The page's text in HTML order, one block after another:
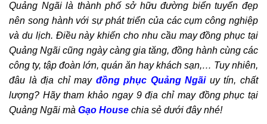
Quảng Ngãi là thành phố sở hữu đường biển tuyển đẹp
nên song hành với sự phát triển của các cụm công nghiệp
và du lịch. Điều này khiến cho nhu cầu may đồng phục tại
Quảng Ngãi cũng ngày càng gia tăng, đồng hành cùng các
công ty, tập đoàn lớn, quán ăn hay khách sạn,… Tuy nhiên,
đâu là địa chỉ may đồng phục Quảng Ngãiuy tín, chất
lượng? Hãy tham khảo ngay 9 địa chỉ may đồng phục tại
Quảng Ngãi mà Gạo House chia sẻ dưới đây nhé!